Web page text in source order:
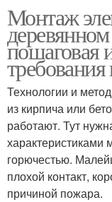
Монтаж
пошаговая
Технологии и
из кирпича или
работают. Тут
характеристиками
горючестью.
плохой контакт,
причиной пожара.